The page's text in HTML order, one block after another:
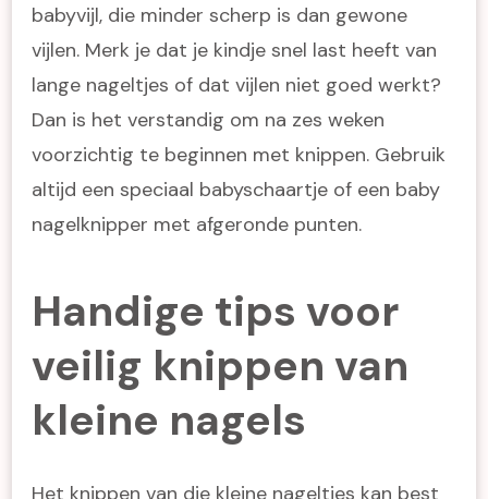
babyvijl, die minder scherp is dan gewone
vijlen. Merk je dat je kindje snel last heeft van
lange nageltjes of dat vijlen niet goed werkt?
Dan is het verstandig om na zes weken
voorzichtig te beginnen met knippen. Gebruik
altijd een speciaal babyschaartje of een baby
nagelknipper met afgeronde punten.
Handige tips voor
veilig knippen van
kleine nagels
Het knippen van die kleine nageltjes kan best